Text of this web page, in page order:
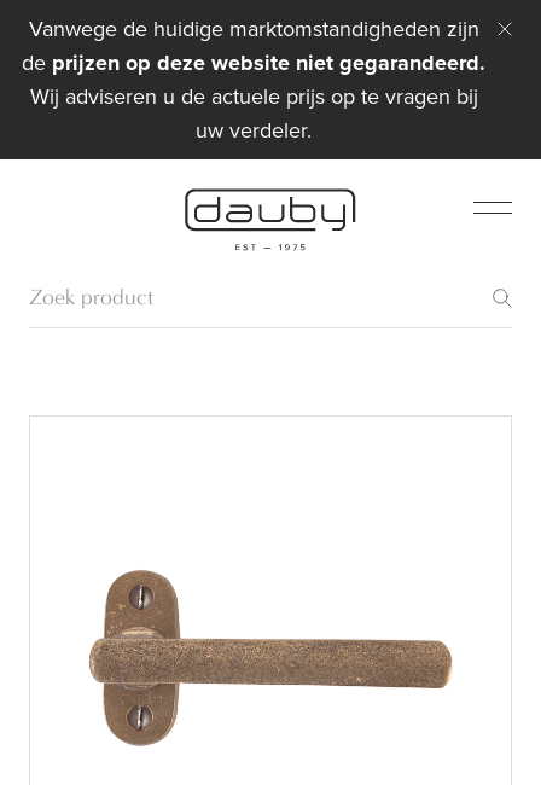
Vanwege de huidige marktomstandigheden zijn
de prijzen op deze website niet gegarandeerd.
Wij adviseren u de actuele prijs op te vragen bij
uw verdeler.